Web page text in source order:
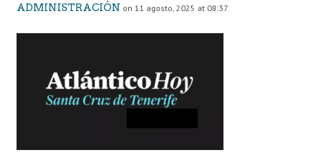
ADMINISTRACIÓN on 11 agosto, 2025 at 08:37